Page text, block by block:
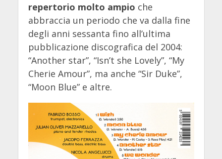
repertorio molto ampio che
abbraccia un periodo che va dalla fine
degli anni sessanta fino all’ultima
pubblicazione discografica del 2004:
“Another star”, “Isn’t she Lovely”, “My
Cherie Amour”, ma anche “Sir Duke”,
“Moon Blue” e altre.